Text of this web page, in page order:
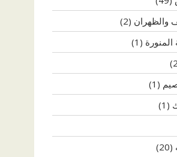
والظهران (2)
المنورة (1)
(1)
(1)
(20)